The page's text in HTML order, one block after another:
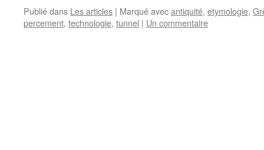
Publié dans Les articles | Marqué avecantiquité, etymologie,
percement, technologie, tunnel | Un commentaire